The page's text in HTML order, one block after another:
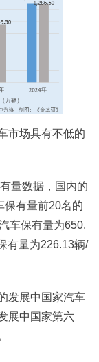
市场具有不低的
量数据，国内的
保有量前20名的
车保有量为650.
有量为226.13辆/
发展中国家汽车
展中国家第六